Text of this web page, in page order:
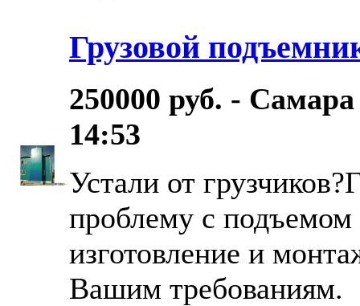
Грузовой
250000 руб. -
14:53
Устали от
проблему с подъемом
изготовление и
Вашим требованиям.